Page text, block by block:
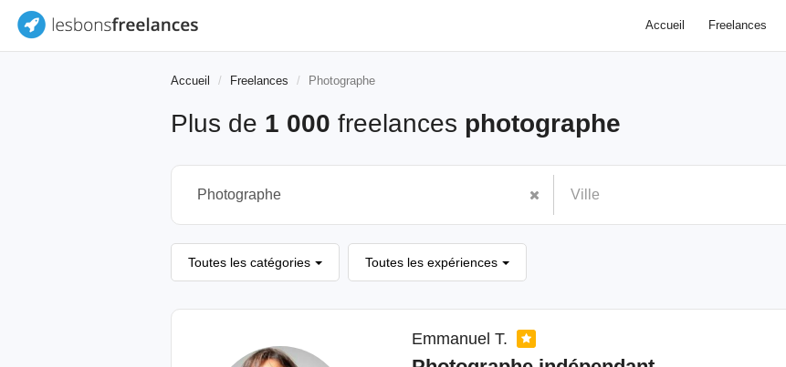
Accueil Freelances
Accueil Freelances Photographe
Plus de 1 000 freelances photographe
Toutes les catégories Toutes les expériences
Emmanuel T.